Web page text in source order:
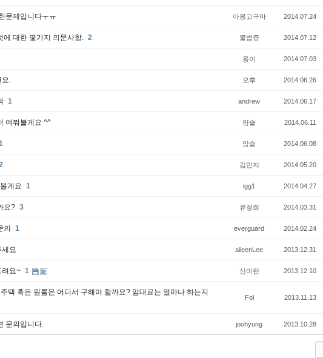
문제입니다ㅜㅠ 아몽고구마 2014.07.24
에 대한 몇가지 의문사항. 2 물법증 2014.07.12
용이 2014.07.03
요. 오후 2014.06.26
1 andrew 2014.06.17
여쭤볼게요 ^^ 얌슬 2014.06.11
얌슬 2014.06.08
김민지 2014.05.20
게요 1 lgg1 2014.04.27
요? 3 류정희 2014.03.31
의 1 everguard 2014.02.24
세요 aileenLee 2013.12.31
려요~ 1 신미란 2013.12.10
택 혹은 원룸은 어디서 구해야 할까요? 임대료는 얼마나 하는지
Fol 2013.11.13
문의입니다. joohyung 2013.10.28